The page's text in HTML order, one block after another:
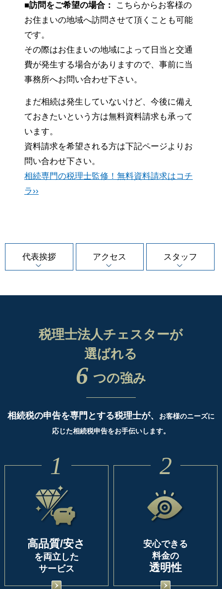
■訪問をご希望の場合：
こちらからお客様の
お住まいの地域へ訪問させて頂くことも可能
です。
その際はお住まいの地域によって日当と交通
費が発生する場合がありますので、事前に当
事務所へお問い合わせ下さい。
まだ相続は発生していないけど、今後に備え
ておきたいという方は無料資料請求も承って
います。
資料請求を希望される方は下記ページよりお
問い合わせ下さい。
相続専門の税理士監修！無料資料請求はコチ
ラ››
代表挨拶 アクセス スタッフ
税理士法人チェスターが
選ばれる
6 つの強み
相続税の申告を専門とする税理士が、
お客様のニーズに
応じた相続税申告をお手伝いします。
1
高品質/安さ
を両立した
サービス
2
安心できる
料金の
透明性